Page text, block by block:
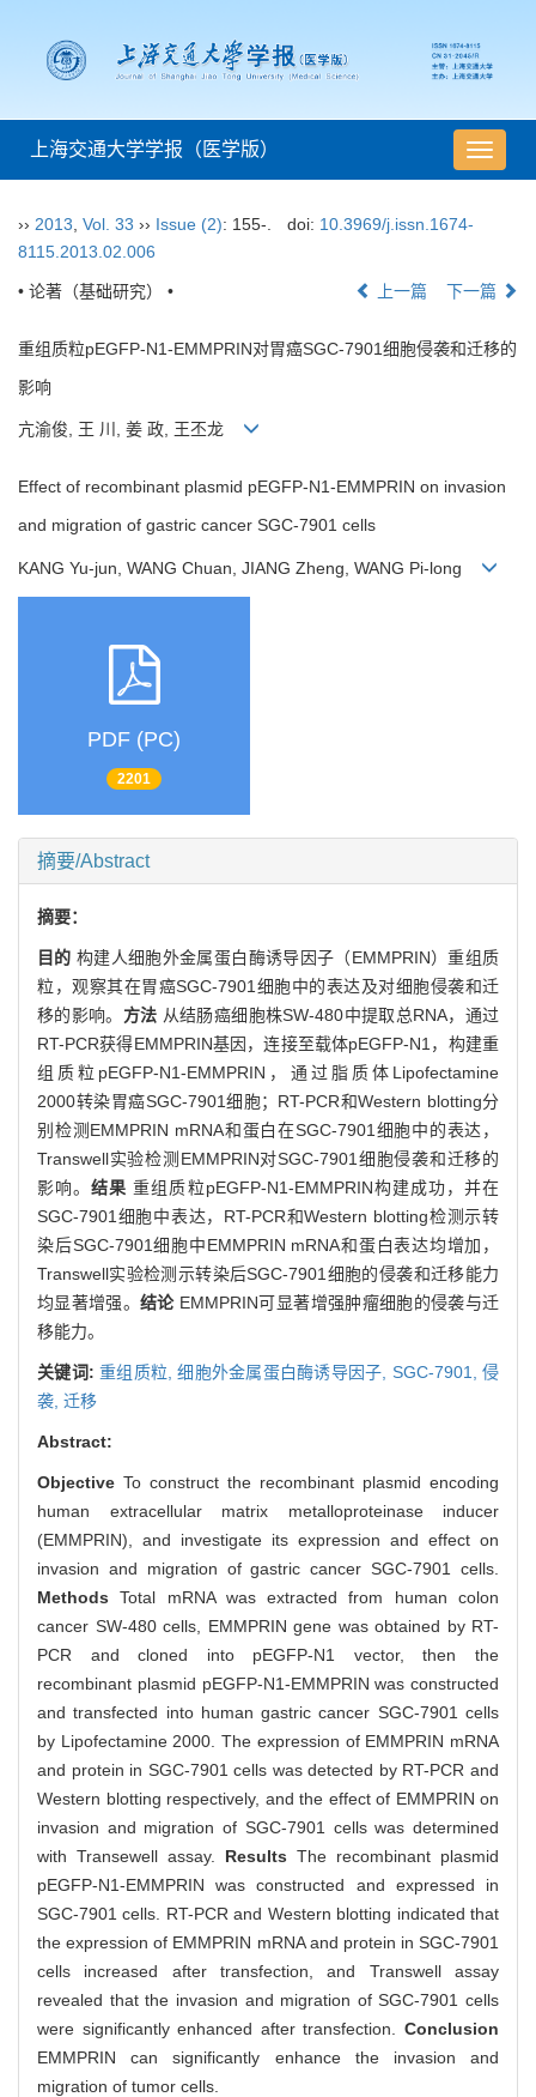
导
航
上海交通大学学报（医学版）
›› 2013 Vol. 33 ›› Issue (2): 155-. doi: 10.3969/j.issn.1674-
8115.2013.02.006
• 论著（基础研究） • 上一篇 下一篇
重组质粒pEGFP-N1-EMMPRIN对胃癌SGC-7901细胞侵袭和迁移的
影响
亢渝俊, 王 川, 姜 政, 王丕龙
Effect of recombinant plasmid pEGFP-N1-EMMPRIN on invasion
and migration of gastric cancer SGC-7901 cells
KANG Yu-jun, WANG Chuan, JIANG Zheng, WANG Pi-long
PDF (PC)
2201
摘要/Abstract
摘要：
目的构建人细胞外金属蛋白酶诱导因子（EMMPRIN）重组质
粒，观察其在胃癌SGC-7901细胞中的表达及对细胞侵袭和迁
移的影响。 方法 从结肠癌细胞株SW-480中提取总RNA，通过
RT-PCR获得EMMPRIN基因，连接至载体pEGFP-N1，构建重
组质粒pEGFP-N1-EMMPRIN，通过脂质体Lipofectamine
2000转染胃癌SGC-7901细胞；RT-PCR和Western blotting分
别检测EMMPRIN mRNA和蛋白在SGC-7901细胞中的表达，
Transwell实验检测EMMPRIN对SGC-7901细胞侵袭和迁移的
影响。结果重组质粒pEGFP-N1-EMMPRIN构建成功，并在
SGC-7901细胞中表达，RT-PCR和Western blotting检测示转
染后SGC-7901细胞中EMMPRIN mRNA和蛋白表达均增加，
Transwell实验检测示转染后SGC-7901细胞的侵袭和迁移能力
均显著增强。结论 EMMPRIN可显著增强肿瘤细胞的侵袭与迁
移能力。
关键词:重组质粒,细胞外金属蛋白酶诱导因子, SGC-7901,侵
袭, 迁移
Abstract:
Objective To construct the recombinant plasmid encoding
human extracellular matrix metalloproteinase inducer
(EMMPRIN), and investigate its expression and effect on
invasion and migration of gastric cancer SGC-7901 cells.
MethodsTotal mRNA was extracted from human colon
cancer SW-480 cells, EMMPRIN gene was obtained by RT-
PCR and cloned into pEGFP-N1 vector, then the
recombinant plasmid pEGFP-N1-EMMPRIN was constructed
and transfected into human gastric cancer SGC-7901 cells
by Lipofectamine 2000. The expression of EMMPRIN mRNA
and protein in SGC-7901 cells was detected by RT-PCR and
Western blotting respectively, and the effect of EMMPRIN on
invasion and migration of SGC-7901 cells was determined
with Transewell assay. Results The recombinant plasmid
pEGFP-N1-EMMPRIN was constructed and expressed in
SGC-7901 cells. RT-PCR and Western blotting indicated that
the expression of EMMPRIN mRNA and protein in SGC-7901
cells increased after transfection, and Transwell assay
revealed that the invasion and migration of SGC-7901 cells
were significantly enhanced after transfection. Conclusion
EMMPRIN can significantly enhance the invasion and
migration of tumor cells.